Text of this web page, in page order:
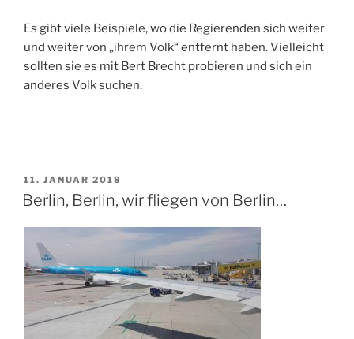
Es gibt viele Beispiele, wo die Regierenden sich weiter
und weiter von „ihrem Volk“ entfernt haben. Vielleicht
sollten sie es mit Bert Brecht probieren und sich ein
anderes Volk suchen.
VERÖFFENTLICHT
AM
11. JANUAR 2018
Berlin, Berlin, wir fliegen von Berlin…